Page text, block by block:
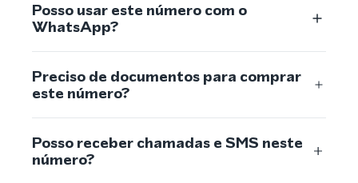
Posso usar este número com o
WhatsApp?
Preciso de documentos para comprar
este número?
Posso receber chamadas e SMS neste
número?